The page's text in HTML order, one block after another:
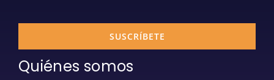
SUSCRÍBETE
Quiénes somos